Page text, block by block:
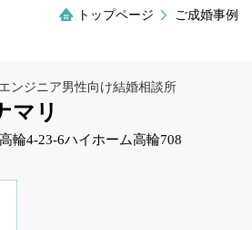
トップページ ご成婚事例
ンジニア男性向け結婚相談所
マリ
輪4-23-6ハイホーム高輪708